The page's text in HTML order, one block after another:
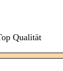
Qualität